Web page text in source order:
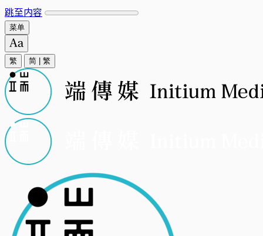
跳至内容
菜单
繁 简 繁